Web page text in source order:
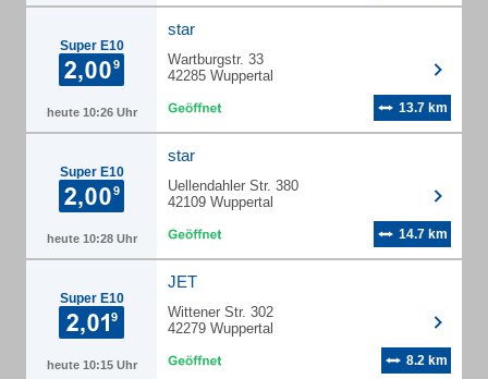
Super E10
heute 10:26 Uhr
star
Wartburgstr. 33
42285 Wuppertal
13.7 km
Super E10
heute 10:28 Uhr
star
Uellendahler Str. 380
42109 Wuppertal
14.7 km
Super E10
heute 10:15 Uhr
JET
Wittener Str. 302
42279 Wuppertal
8.2 km